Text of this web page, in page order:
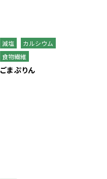
減塩
カルシウム
食物繊維
ごまぷりん